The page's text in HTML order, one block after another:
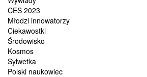
CES 2023
Młodzi innowatorzy
Ciekawostki
Środowisko
Kosmos
Sylwetka
Polski naukowiec